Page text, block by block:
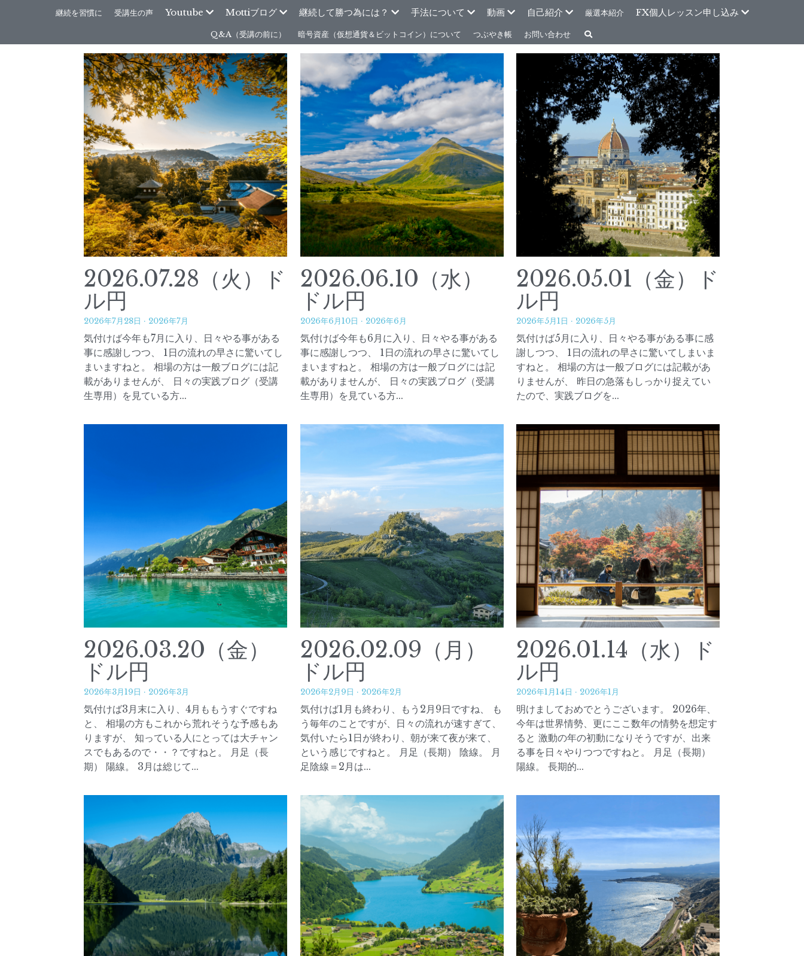
継続を習慣に 受講生の声 Youtube Mottiブログ 継続して勝つ為には？ 手法について 動画 自己紹介 厳選本紹介 FX個人レッスン申し込み
Q&A（受講の前に） 暗号資産（仮想通貨＆ビットコイン）について つぶやき帳 お問い合わせ
すべて 気まぐれ雑談 2026年7月 2026年6月 2026年5月 2026年3月 2026年2月 2025年10月 2025年12月
2026.07.28（火）ド
ル円
2026年7月28日 · 2026年7月
2026.06.10（水）
ドル円
2026年6月10日 · 2026年6月
2026.05.01（金）ド
ル円
2026年5月1日·2026年5月
2026.03.20（金）
ドル円
2026年3月19日·
2026.02.09（月）
ドル円
2026年2月9日·2026年2月
2026.01.14（水）ド
ル円
2026年1月14日
2025.12.15（月）ド
ル円
2025.11.18（火）ド
ル円
2025.10.01（水）ド
ル円